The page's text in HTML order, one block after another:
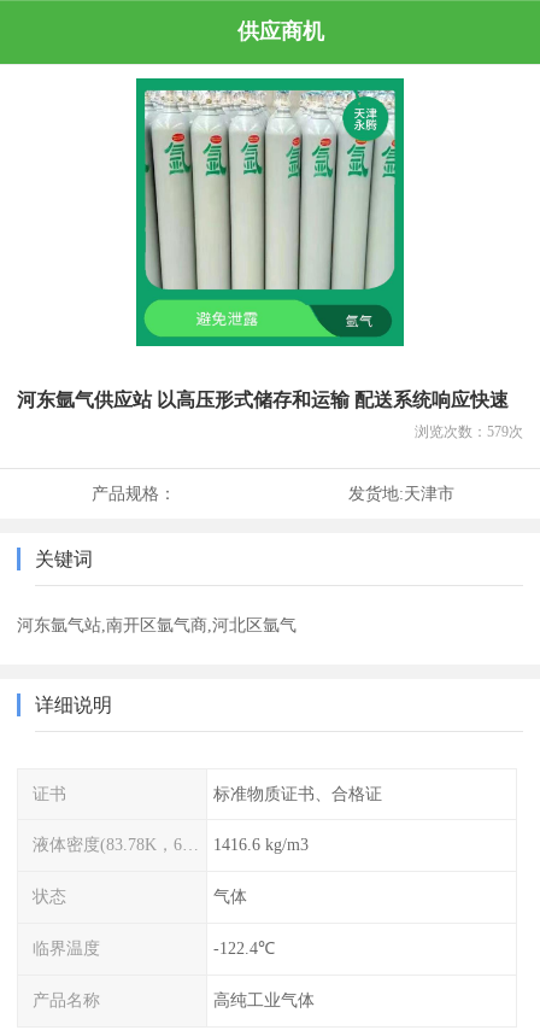
供应商机
河东氩气供应站 以高压形式储存和运输 配送系统响应快速
浏览次数： 579次
产品规格： 发货地:天津市
关键词
河东氩气站,南开区氩气商,河北区氩气
详细说明
证书 标准物质证书、合格证
1416.6 kg/m3
状态 气体
临界温度 -122.4℃
产品名称 高纯工业气体